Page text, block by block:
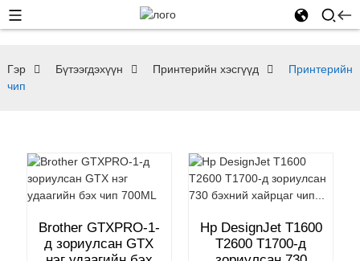
Гэр Бүтээгдэхүүн Принтерийн хэсгүүд
Принтерийн
чип
Brother GTXPRO-1-
д зориулсан GTX
Hp DesignJet T1600
T2600 T1700-д